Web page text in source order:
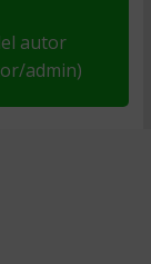
autor
admin)